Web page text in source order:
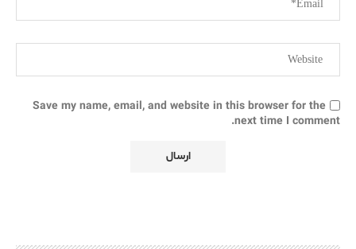
Save my name, email, and website in this browser for the
next time I comment.